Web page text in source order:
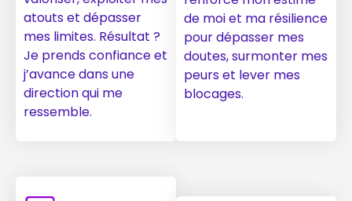
atouts et dépasser
mes limites. Résultat ?
Je prends confiance et
j’avance dans une
direction qui me
ressemble.
de moi et ma résilience
pour dépasser mes
doutes, surmonter mes
peurs et lever mes
blocages.